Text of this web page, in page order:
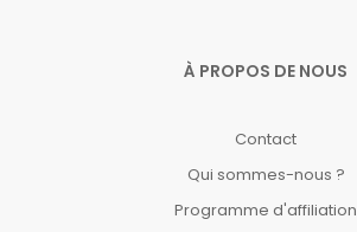
À PROPOS DE NOUS
Contact
Qui sommes-nous ?
Programme d'affiliation